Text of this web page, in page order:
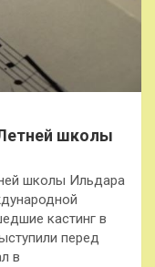
школы
школы Ильдара
кастинг в
перед
в